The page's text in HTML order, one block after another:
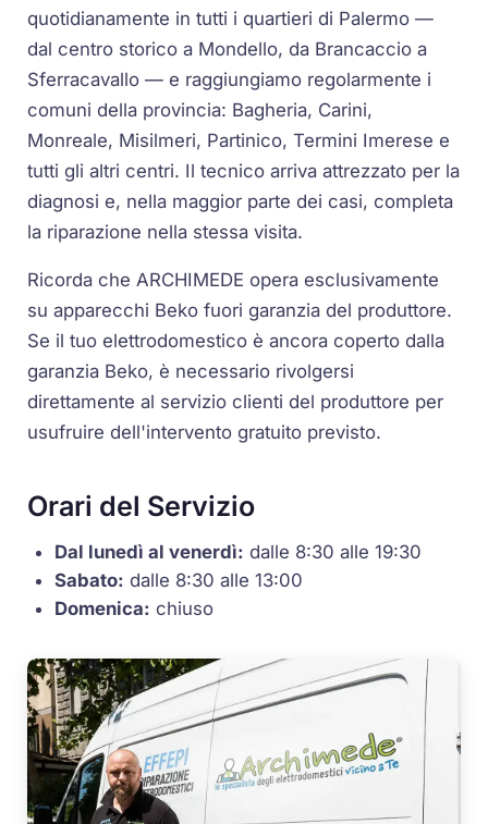
quotidianamente in tutti i quartieri di Palermo —
dal centro storico a Mondello, da Brancaccio a
Sferracavallo — e raggiungiamo regolarmente i
comuni della provincia: Bagheria, Carini,
Monreale, Misilmeri, Partinico, Termini Imerese e
tutti gli altri centri. Il tecnico arriva attrezzato per la
diagnosi e, nella maggior parte dei casi, completa
la riparazione nella stessa visita.
Ricorda che ARCHIMEDE opera esclusivamente
su apparecchi Beko fuori garanzia del produttore.
Se il tuo elettrodomestico è ancora coperto dalla
garanzia Beko, è necessario rivolgersi
direttamente al servizio clienti del produttore per
usufruire dell'intervento gratuito previsto.
Orari del Servizio
Dal lunedì al venerdì: dalle 8:30 alle 19:30
Sabato: dalle 8:30 alle 13:00
Domenica: chiuso